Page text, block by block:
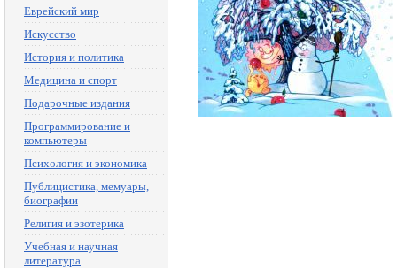
Еврейский мир
Искусство
История и политика
Медицина и спорт
Подарочные издания
Программирование и
компьютеры
Психология и экономика
Публицистика, мемуары,
биографии
Религия и эзотерика
Учебная и научная
литература